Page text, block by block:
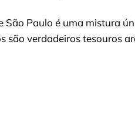
São Paulo é uma mistura
são verdadeiros tesouros